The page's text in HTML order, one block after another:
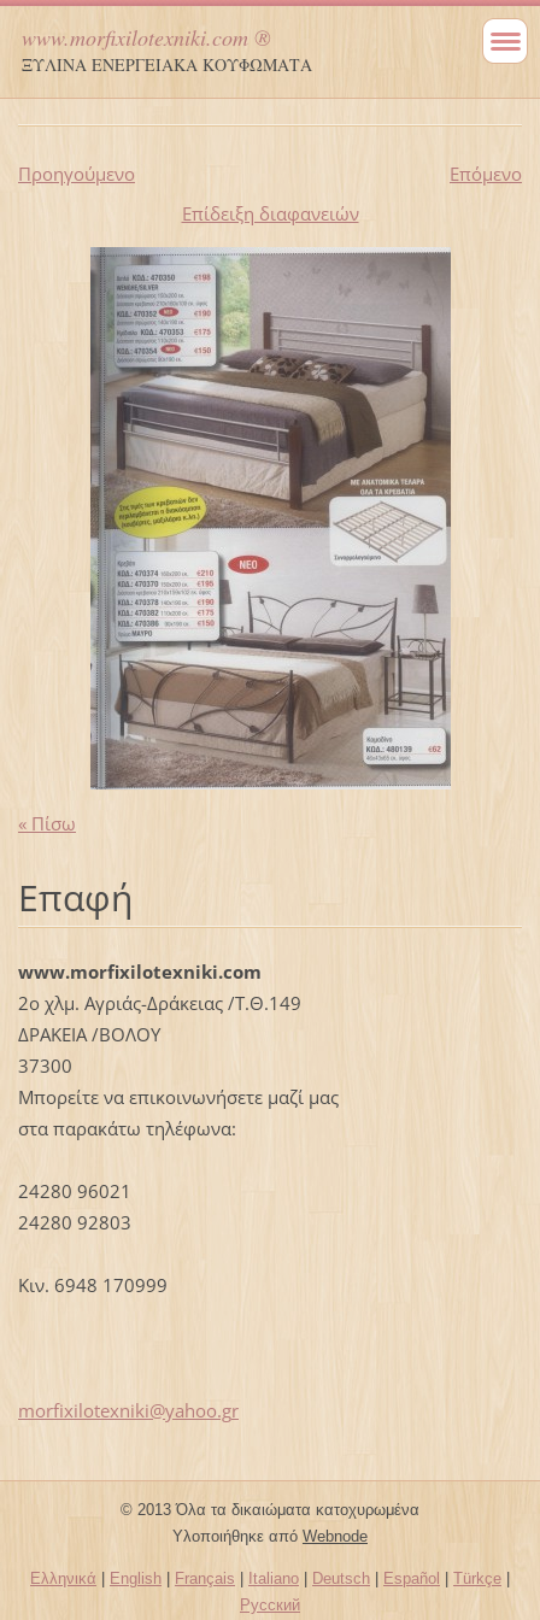
www.morfixilotexniki.com ®
ΞΥΛΙΝΑ ΕΝΕΡΓΕΙΑΚΑ ΚΟΥΦΩΜΑΤΑ
Προηγούμενο
Επόμενο
Επίδειξη διαφανειών
« Πίσω
Επαφή
www.morfixilotexniki.com
2ο χλμ. Αγριάς-Δράκειας /Τ.Θ.149
ΔΡΑΚΕΙΑ /ΒΟΛΟΥ
37300
Μπορείτε να επικοινωνήσετε μαζί μας
στα παρακάτω τηλέφωνα:
24280 96021
24280 92803
Κιν. 6948 170999
morfixilotexniki@yahoo.gr
© 2013 Όλα τα δικαιώματα κατοχυρωμένα
Υλοποιήθηκε από Webnode
Ελληνικά | English | Français | Italiano | Deutsch | Español | Türkçe |
Русский